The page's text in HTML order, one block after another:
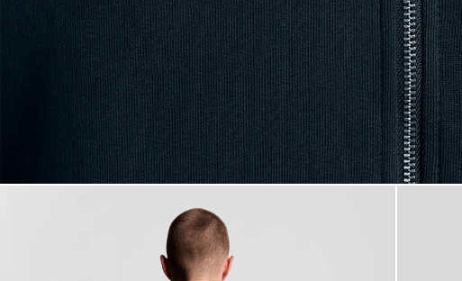
Homme portant un sweat à capuche